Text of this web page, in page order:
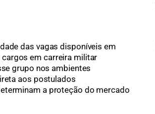
das vagas disponíveis em
em carreira militar
grupo nos ambientes
aos postulados
a proteção do mercado